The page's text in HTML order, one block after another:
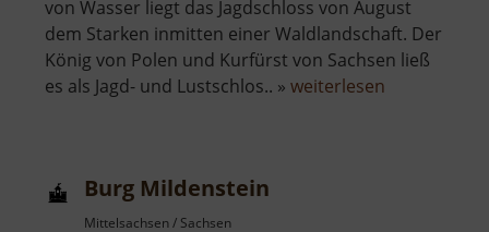
von Wasser liegt das Jagdschloss von August
dem Starken inmitten einer Waldlandschaft. Der
König von Polen und Kurfürst von Sachsen ließ
es als Jagd- und Lustschlos.. » weiterlesen
Burg Mildenstein
Mittelsachsen / Sachsen